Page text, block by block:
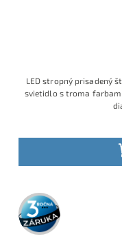
LED stropný prisadený
svietidlo s troma
3 roky
záruka